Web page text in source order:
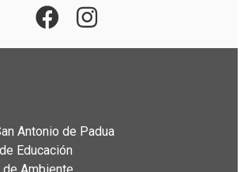
Antonio de Padua
Educación